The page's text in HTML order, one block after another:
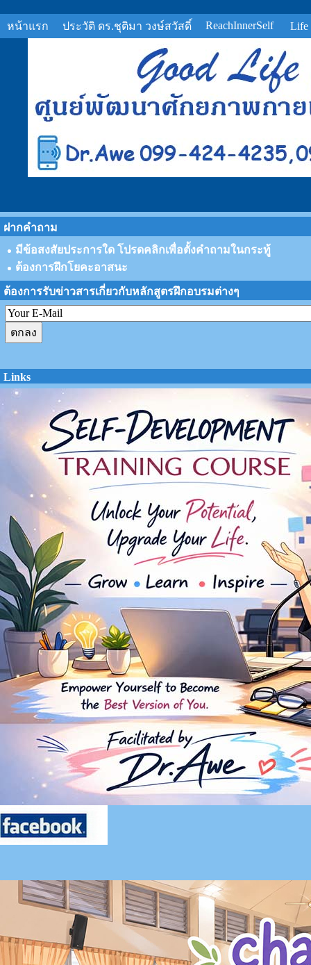
หน้าแรก ประวัติ ดร.ชุติมา วงษ์สวัสดิ์ ReachInnerSelf Life
ฝากคำถาม
มีข้อสงสัยประการใด โปรดคลิกเพื่อตั้งคำถามในกระทู้
ต้องการฝึกโยคะอาสนะ
ต้องการรับข่าวสารเกี่ยวกับหลักสูตรฝึกอบรมต่างๆ
Links